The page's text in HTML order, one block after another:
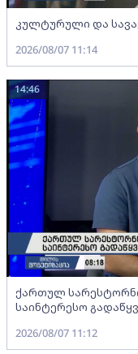
კულტურული და
2026/08/07 11:14
ქართულ
საინტერესო
14:46
2026/08/07 11:12